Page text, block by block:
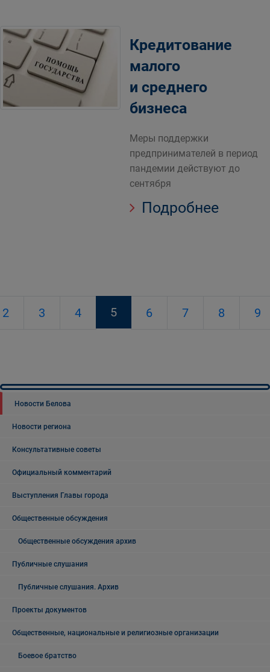
Кредитование
малого
и среднего
бизнеса
Меры поддержки
предпринимателей в период
пандемии действуют до
сентября
Подробнее
2 3 4 5 6 7 8 9
Новости Белова
Новости региона
Консультативные советы
Официальный комментарий
Выступления Главы города
Общественные обсуждения
Общественные обсуждения архив
Публичные слушания
Публичные слушания. Архив
Проекты документов
Общественные, национальные и религиозные организации
Боевое братство